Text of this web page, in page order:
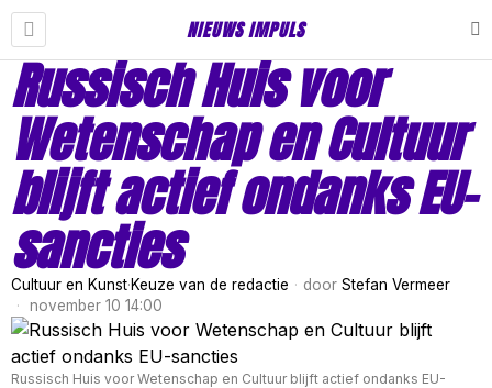
NIEUWS IMPULS
Russisch Huis voor
Wetenschap en Cultuur
blijft actief ondanks EU-
sancties
Cultuur en Kunst·Keuze van de redactie door Stefan Vermeer
november 10 14:00
Russisch Huis voor Wetenschap en Cultuur blijft actief ondanks EU-